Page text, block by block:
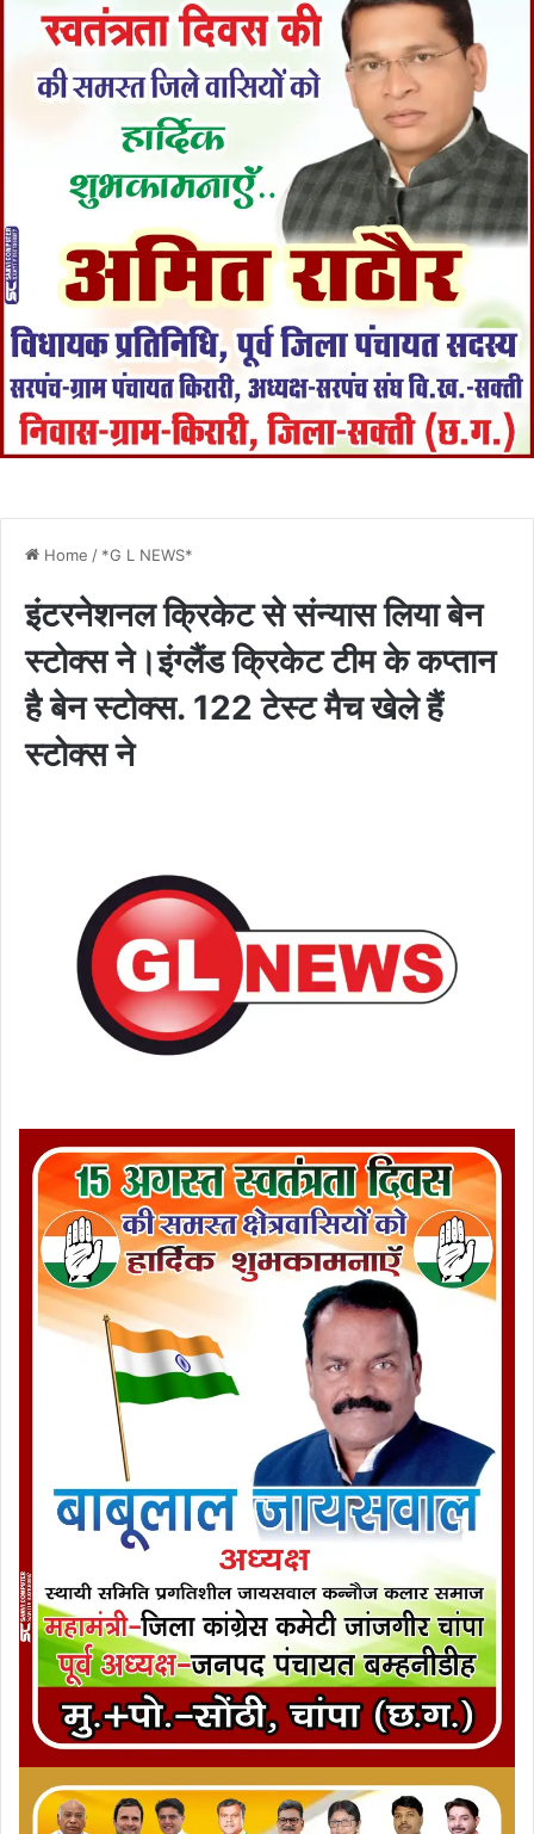
Home / *G L NEWS*
इंटरनेशनल क्रिकेट से संन्यास लिया बेन
स्टोक्स ने।इंग्लैंड क्रिकेट टीम के कप्तान
है बेन स्टोक्स. 122 टेस्ट मैच खेले हैं
स्टोक्स ने